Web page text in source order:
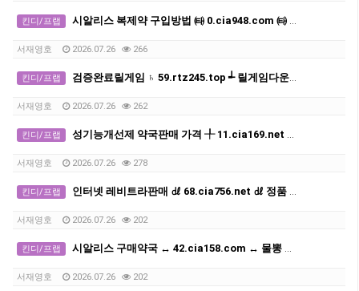
킨디/프랩 시알리스 복제약 구입방법 ㈙ 0.cia948.com ㈙ 발기부전치료제 구매처 사이트
서재영호 2026.07.26 266
킨디/프랩 검증완료릴게임 ♄ 59.rtz245.top ┵ 릴게임다운로드
서재영호 2026.07.26 262
킨디/프랩 성기능개선제 약국판매 가격 ╀ 11.cia169.net ╀ 비아그라구매 사이트
서재영호 2026.07.26 278
킨디/프랩 인터넷 레비트라판매 ㎗ 68.cia756.net ㎗ 정품 발기부전치료제구매처사이트
서재영호 2026.07.26 202
킨디/프랩 시알리스 구매약국 ↔ 42.cia158.com ↔ 물뽕 구입하는곳
서재영호 2026.07.26 202